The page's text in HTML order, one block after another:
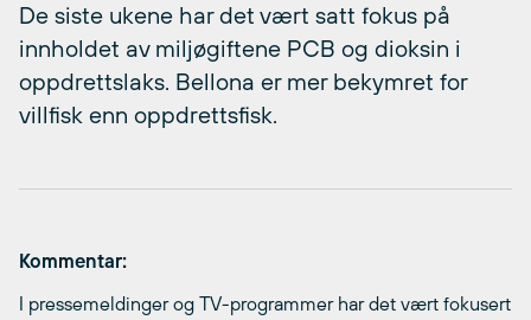
De siste ukene har det vært satt fokus på
innholdet av miljøgiftene PCB og dioksin i
oppdrettslaks. Bellona er mer bekymret for
villfisk enn oppdrettsfisk.
Kommentar:
I pressemeldinger og TV-programmer har det vært fokusert